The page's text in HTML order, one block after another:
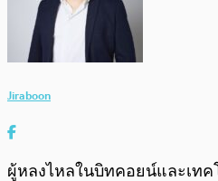
Jiraboon
ผู้หลงไหลในบิทคอยน์และเทค